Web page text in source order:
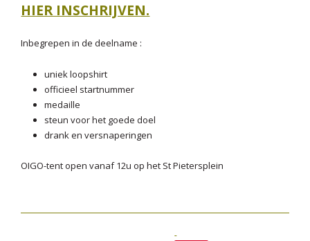
HIER INSCHRIJVEN.
Inbegrepen in de deelname :
uniek loopshirt
officieel startnummer
medaille
steun voor het goede doel
drank en versnaperingen
OIGO-tent open vanaf 12u op het St Pietersplein